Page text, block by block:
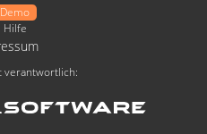
Demo
Hilfe
verantwortlich: